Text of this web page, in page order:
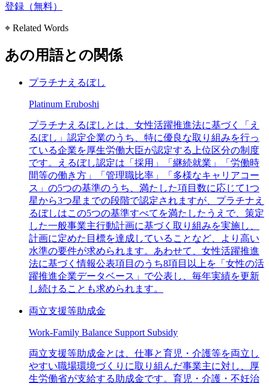
登録（無料）
⌖ Related Words
あの用語との関係
プラチナえるぼし
Platinum Eruboshi
プラチナえるぼしとは、女性活躍推進法に基づく「え
るぼし」認定企業のうち、特に優良な取り組みを行っ
ている企業を厚生労働大臣が認定する上位区分の制度
です。えるぼし認定は「採用」「継続就業」「労働時
間等の働き方」「管理職比率」「多様なキャリアコー
ス」の5つの基準のうち、満たした項目数に応じて1つ
星から3つ星までの段階で認定されますが、プラチナえ
るぼしはこの5つの基準すべてを満たしたうえで、策定
した一般事業主行動計画に基づく取り組みを実施し、
計画に定めた目標を達成していることなど、より高い
水準の要件が求められます。あわせて、女性活躍推進
法に基づく情報公表項目のうち8項目以上を「女性の活
躍推進企業データベース」で公表し、毎年実績を更新
し続けることも求められます。
両立支援等助成金
Work-Family Balance Support Subsidy
両立支援等助成金とは、仕事と育児・介護等を両立し
やすい職場環境づくりに取り組んだ事業主に対し、厚
生労働省が支給する助成金です。育児・介護・不妊治